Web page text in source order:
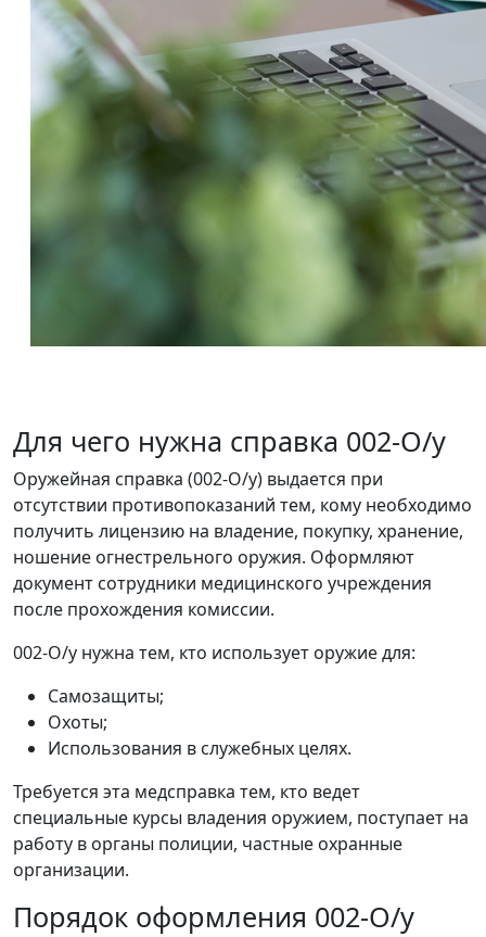
Для чего нужна справка 002-О/у
Оружейная справка (002-О/у) выдается при
отсутствии противопоказаний тем, кому необходимо
получить лицензию на владение, покупку, хранение,
ношение огнестрельного оружия. Оформляют
документ сотрудники медицинского учреждения
после прохождения комиссии.
002-О/у нужна тем, кто использует оружие для:
Самозащиты;
Охоты;
Использования в служебных целях.
Требуется эта медсправка тем, кто ведет
специальные курсы владения оружием, поступает на
работу в органы полиции, частные охранные
организации.
Порядок оформления 002-О/у